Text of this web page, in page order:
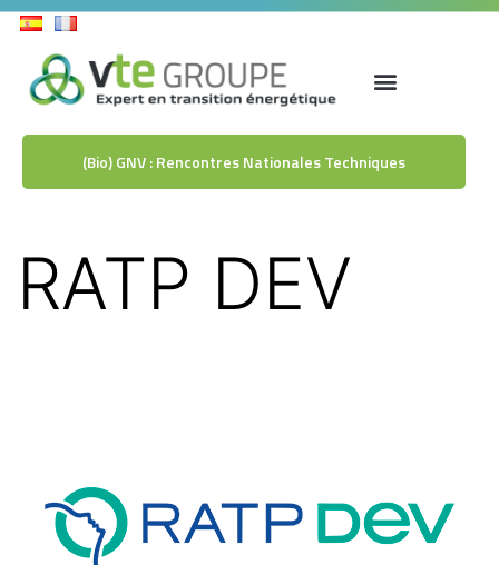
(Bio) GNV : Rencontres Nationales Techniques
RATP DEV